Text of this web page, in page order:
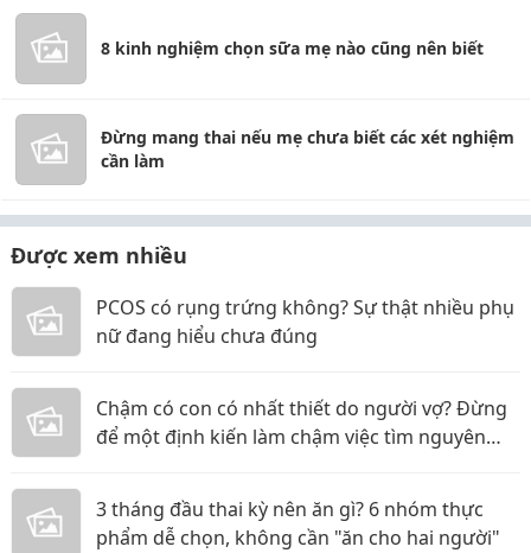
8 kinh nghiệm chọn sữa mẹ nào cũng nên biết
Đừng mang thai nếu mẹ chưa biết các xét nghiệm
cần làm
Được xem nhiều
PCOS có rụng trứng không? Sự thật nhiều phụ
nữ đang hiểu chưa đúng
Chậm có con có nhất thiết do người vợ? Đừng
để một định kiến làm chậm việc tìm nguyên
3 tháng đầu thai kỳ nên ăn gì? 6 nhóm thực
phẩm dễ chọn, không cần "ăn cho hai người"